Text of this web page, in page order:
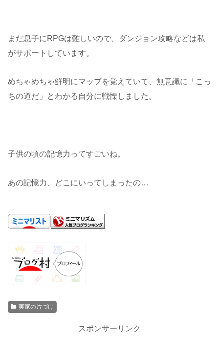
まだ息子にRPGは難しいので、ダンジョン攻略などは私
がサポートしています。
めちゃめちゃ鮮明にマップを覚えていて、無意識に「こっ
ちの道だ」とわかる自分に戦慄しました。
子供の頃の記憶力ってすごいね。
あの記憶力、どこにいってしまったの…
実家の片づけ
スポンサーリンク